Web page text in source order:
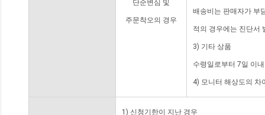
단순변심 및
주문착오의 경우
배송비는 판매자가 부
적의 경우에는 진단서
3) 기타 상품
수령일로부터 7일 이
4) 모니터 해상도의 차
1) 신청기한이 지난 경우